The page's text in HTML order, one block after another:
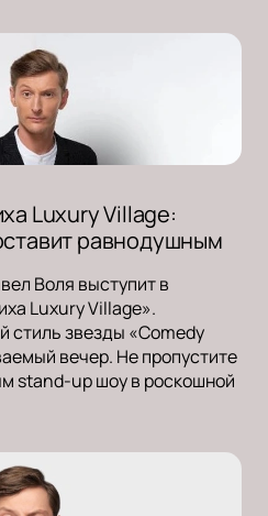
Luxury Village:
равнодушным
Воля выступит в
Luxury Village».
стиль звезды «Comedy
вечер. Не пропустите
stand-up шоу в роскошной